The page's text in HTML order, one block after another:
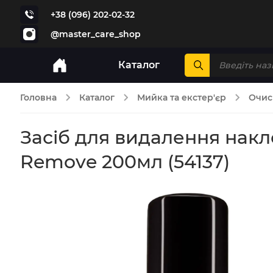
+38 (096) 202-02-32
@master_care_shop
Каталог
Головна Каталог Мийка та екстер'єр
Засіб для видалення
Remove 200мл (54137)